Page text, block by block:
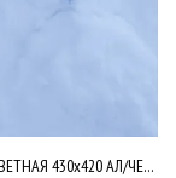
Лопата снегоуборочная ПОЛИКАРБОНАТ монолитный ЦВЕТНАЯ 430х420 АЛ/ЧЕРЕНОК V ручка /3 У2646